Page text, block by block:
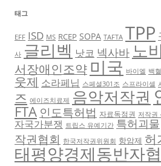
태그
EFF ISD MS RCEP SOPA TAFTA TPP
사 글리벡 낫코 넥사바 노
서장애인조약 미국 바이엘 백
웃제 소라페닙 스페셜301조 스프라이셀
즈 에이즈치료제 음악저작권
FTA 인도특허법 자료독점권 저작권
자국가분쟁 트립스 유예기간 특허괴물
작권협회 한국저작권위원회 항암제 허
태평양경제동반자